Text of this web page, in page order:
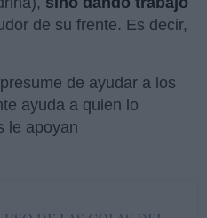
de su frente. Es decir,
de ayudar a los
ayuda a quien lo
le apoyan